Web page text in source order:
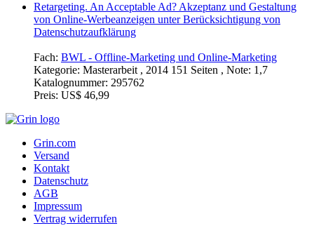
Retargeting. An Acceptable Ad? Akzeptanz und Gestaltung
von Online-Werbeanzeigen unter Berücksichtigung von
Datenschutzaufklärung
Fach: BWL - Offline-Marketing und Online-Marketing
Kategorie: Masterarbeit , 2014 151 Seiten , Note: 1,7
Katalognummer: 295762
Preis: US$ 46,99
Grin.com
Versand
Kontakt
Datenschutz
AGB
Impressum
Vertrag widerrufen